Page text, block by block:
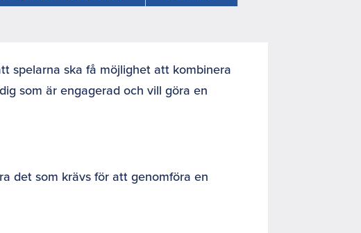
spelarna ska få möjlighet att kombinera
som är engagerad och vill göra en
det som krävs för att genomföra en